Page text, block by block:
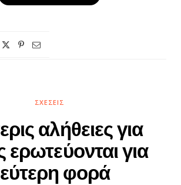
ΣΧΈΣΕΙΣ
αλήθειες για
για
φορά